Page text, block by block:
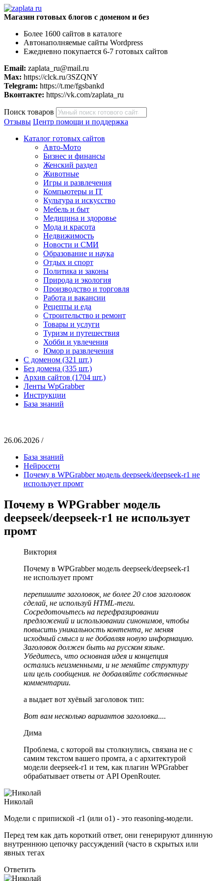
Магазин готовых блогов с доменом и без
Более 1600 сайтов в каталоге
Автонаполняемые сайты Wordpress
Ежедневно покупается 6-7 готовых сайтов
Email: zaplata_ru@mail.ru
Max: https://clck.ru/3SZQNY
Telegram: https://t.me/fgsbankd
Вконтакте: https://vk.com/zaplata_ru
Поиск товаров
Отзывы Центр помощи и поддержка
Каталог готовых сайтов
Авто-Мото
Бизнес и финансы
Женский раздел
Животные
Игры и развлечения
Компьютеры и IT
Культура и искусство
Мебель и быт
Медицина и здоровье
Мода и красота
Недвижимость
Новости и СМИ
Образование и наука
Отдых и спорт
Политика и законы
Природа и экология
Производство и торговля
Работа и вакансии
Рецепты и еда
Строительство и ремонт
Товары и услуги
Туризм и путешествия
Хобби и увлечения
Юмор и развлечения
С доменом (321 шт.)
Без домена (335 шт.)
Архив сайтов (1704 шт.)
Ленты WpGrabber
Инструкции
База знаний
26.06.2026 /
База знаний
Нейросети
Почему в WPGrabber модель deepseek/deepseek-r1 не
использует промт
Почему в WPGrabber модель
deepseek/deepseek-r1 не использует
промт
Виктория
Почему в WPGrabber модель deepseek/deepseek-r1
не использует промт
перепишите заголовок, не более 20 слов заголовок
сделай, не используй HTML-теги.
Сосредоточьтесь на перефразировании
предложений и использовании синонимов, чтобы
повысить уникальность контента, не меняя
исходный смысл и не добавляя новую информацию.
Заголовок должен быть на русском языке.
Убедитесь, что основная идея и концепция
остались неизменными, и не меняйте структуру
или цель сообщения. не добавляйте собственные
комментарии.
а выдает вот хуёвый заголовок тип:
Вот вам несколько вариантов заголовка....
Дима
Проблема, с которой вы столкнулись, связана не с
самим текстом вашего промта, а с архитектурой
модели deepseek-r1 и тем, как плагин WPGrabber
обрабатывает ответы от API OpenRouter.
Николай
Модели с припиской -r1 (или o1) - это reasoning-модели.
Перед тем как дать короткий ответ, они генерируют длинную
внутреннюю цепочку рассуждений (часто в скрытых или
явных тегах
Ответить